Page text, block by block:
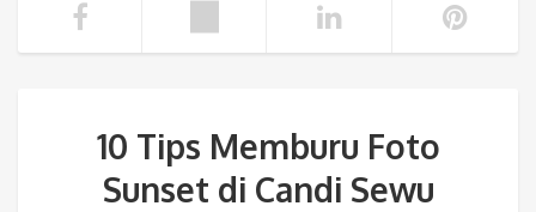
10 Tips Memburu Foto
Sunset di Candi Sewu